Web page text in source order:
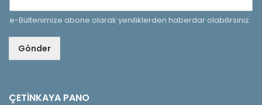
e-Bültenimize abone olarak yeniliklerden haberdar olabilirsiniz.
Gönder
ÇETINKAYA PANO